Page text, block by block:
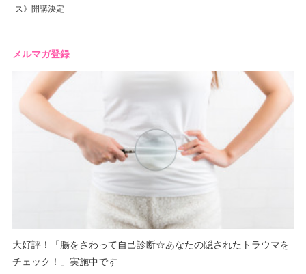
ス》開講決定
メルマガ登録
大好評！「腸をさわって自己診断☆あなたの隠されたトラウマを
チェック！」実施中です